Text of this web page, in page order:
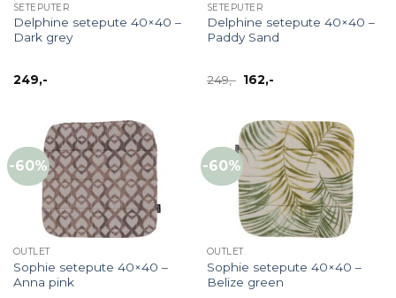
SETEPUTER
Delphine setepute 40×40 –
Dark grey
249,-
SETEPUTER
Delphine setepute 40×40 –
Paddy Sand
249,- Opprinnelig
162,-Nåværende
-60%
OUTLET
Sophie setepute 40×40 –
Anna pink
-60%
OUTLET
Sophie setepute 40×40 –
Belize green